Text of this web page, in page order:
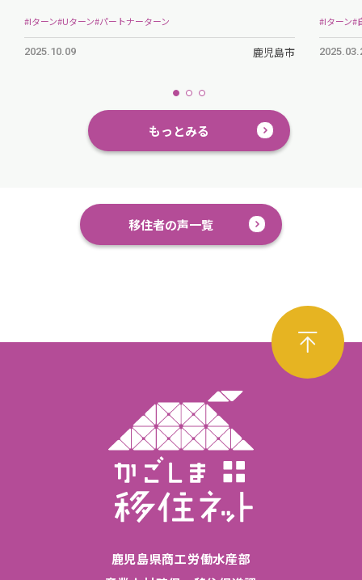
#Iターン#Uターン#パートナーターン
2025.10.09 鹿児島市
#Iターン#
もっとみる
移住者の声一覧
鹿児島県商工労働水産部